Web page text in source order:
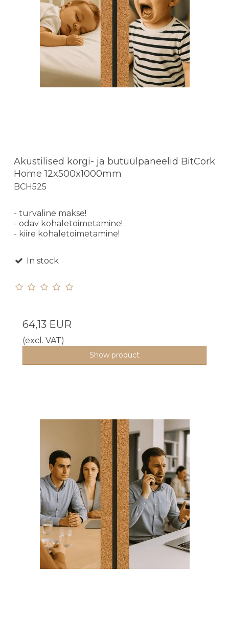
Akustilised korgi- ja butüülpaneelid BitCork
Home 12x500x1000mm
BCH525
- turvaline makse!
- odav kohaletoimetamine!
- kiire kohaletoimetamine!
In stock
64,13 EUR
(excl. VAT)
Show product